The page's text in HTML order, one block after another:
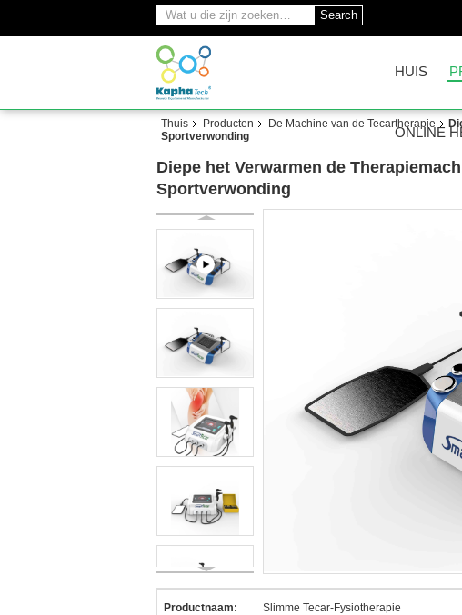
Search
HUIS
ONLINE
Thuis Producten De Machine van de Tecartherapie
Sportverwonding
Diepe het Verwarmen de
Sportverwonding
Productnaam: Slimme Tecar-Fysiotherapie